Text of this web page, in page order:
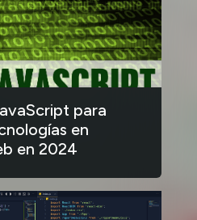
para
en
en 2024